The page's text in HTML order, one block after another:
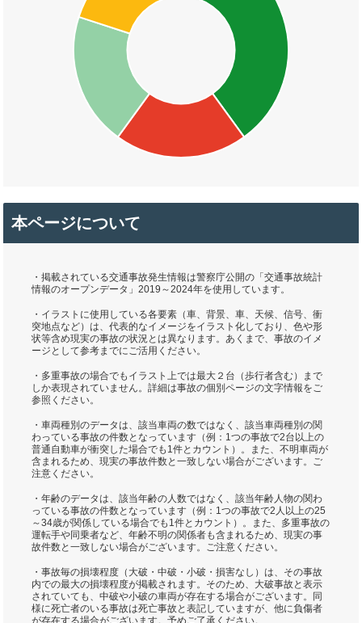
本ページについて
・掲載されている交通事故発生情報は警察庁公開の「交通事故統計
情報のオープンデータ」2019～2024年を使用しています。
・イラストに使用している各要素（車、背景、車、天候、信号、衝
突地点など）は、代表的なイメージをイラスト化しており、色や形
状等含め現実の事故の状況とは異なります。あくまで、事故のイメ
ージとして参考までにご活用ください。
・多重事故の場合でもイラスト上では最大２台（歩行者含む）まで
しか表現されていません。詳細は事故の個別ページの文字情報をご
参照ください。
・車両種別のデータは、該当車両の数ではなく、該当車両種別の関
わっている事故の件数となっています（例：1つの事故で2台以上の
普通自動車が衝突した場合でも1件とカウント）。また、不明車両が
含まれるため、現実の事故件数と一致しない場合がございます。ご
注意ください。
・年齢のデータは、該当年齢の人数ではなく、該当年齢人物の関わ
っている事故の件数となっています（例：1つの事故で2人以上の25
～34歳が関係している場合でも1件とカウント）。また、多重事故の
運転手や同乗者など、年齢不明の関係者も含まれるため、現実の事
故件数と一致しない場合がございます。ご注意ください。
・事故毎の損壊程度（大破・中破・小破・損害なし）は、その事故
内での最大の損壊程度が掲載されます。そのため、大破事故と表示
されていても、中破や小破の車両が存在する場合がございます。同
様に死亡者のいる事故は死亡事故と表記していますが、他に負傷者
が存在する場合がございます。予めご了承ください。